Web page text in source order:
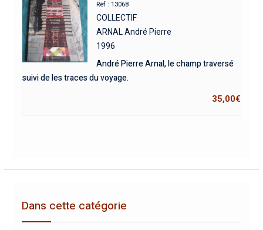
Réf : 13068
COLLECTIF
ARNAL André Pierre
1996
André Pierre Arnal, le champ traversé
suivi de les traces du voyage.
35,00€
Dans cette catégorie